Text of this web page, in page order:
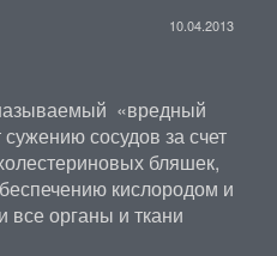
10.04.2013
«вредный
сосудов за счет
бляшек,
кислородом и
органы и ткани